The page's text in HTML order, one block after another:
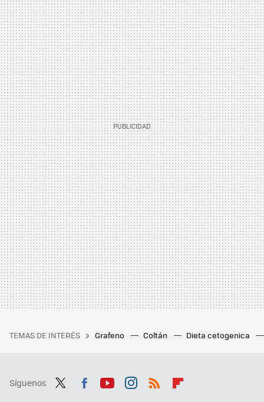
TEMAS DE INTERÉS Grafeno Coltán Dieta cetogenica
Síguenos